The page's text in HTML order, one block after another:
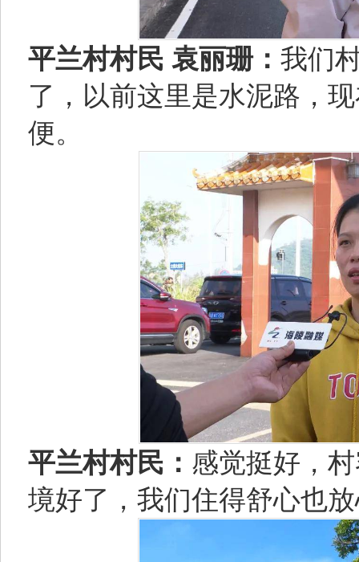
平兰村村民 袁丽珊： 我们
了，以前这里是水泥路，
便。
平兰村村民： 感觉挺好，
境好了，我们住得舒心也